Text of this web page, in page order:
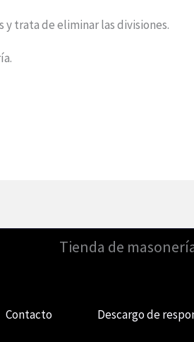
y trata de eliminar las divisiones.
Tienda de
Contacto Descargo de